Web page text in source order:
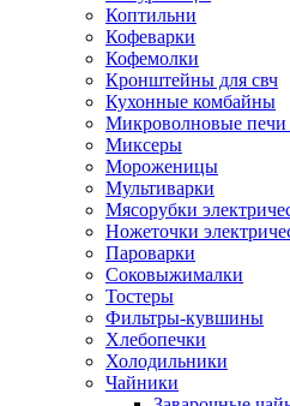
Коптильни
Кофеварки
Кофемолки
Кронштейны для свч
Кухонные комбайны
Микроволновые
Миксеры
Мороженицы
Мультиварки
Мясорубки
Ножеточки
Пароварки
Соковыжималки
Тостеры
Фильтры-кувшины
Хлебопечки
Холодильники
Чайники